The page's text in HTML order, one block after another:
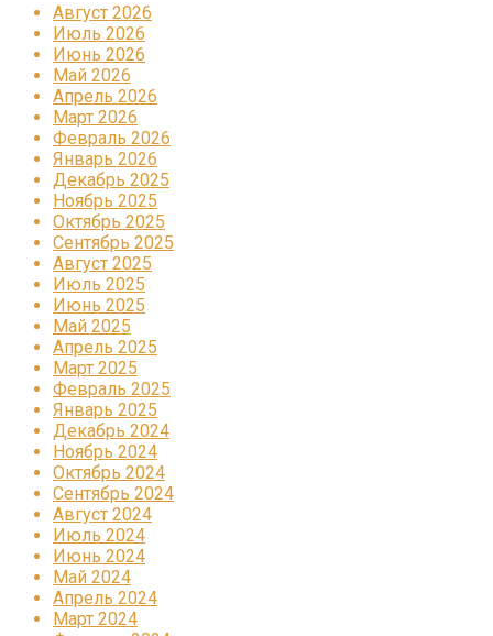
Август 2026
Июль 2026
Июнь 2026
Май 2026
Апрель 2026
Март 2026
Февраль 2026
Январь 2026
Декабрь 2025
Ноябрь 2025
Октябрь 2025
Сентябрь 2025
Август 2025
Июль 2025
Июнь 2025
Май 2025
Апрель 2025
Март 2025
Февраль 2025
Январь 2025
Декабрь 2024
Ноябрь 2024
Октябрь 2024
Сентябрь 2024
Август 2024
Июль 2024
Июнь 2024
Май 2024
Апрель 2024
Март 2024